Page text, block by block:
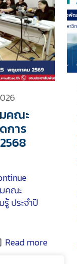
คณะ
การ
คณะ
รู้ ประจำปี
Read more